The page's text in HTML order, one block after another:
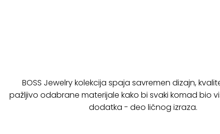
BOSS Jewelry kolekcija spaja savremen dizajn,
pažljivo odabrane materijale kako bi svaki komad bio
dodatka - deo ličnog izraza.